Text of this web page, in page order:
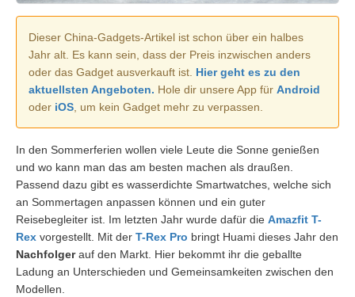
Dieser China-Gadgets-Artikel ist schon über ein halbes
Jahr alt. Es kann sein, dass der Preis inzwischen anders
oder das Gadget ausverkauft ist. Hier geht es zu den
aktuellsten Angeboten. Hole dir unsere App für Android
oder iOS , um kein Gadget mehr zu verpassen.
In den Sommerferien wollen viele Leute die Sonne genießen
und wo kann man das am besten machen als draußen.
Passend dazu gibt es wasserdichte Smartwatches, welche sich
an Sommertagen anpassen können und ein guter
Reisebegleiter ist. Im letzten Jahr wurde dafür die Amazfit T-
Rex vorgestellt. Mit der T-Rex Pro bringt Huami dieses Jahr den
Nachfolgerauf den Markt. Hier bekommt ihr die geballte
Ladung an Unterschieden und Gemeinsamkeiten zwischen den
Modellen.